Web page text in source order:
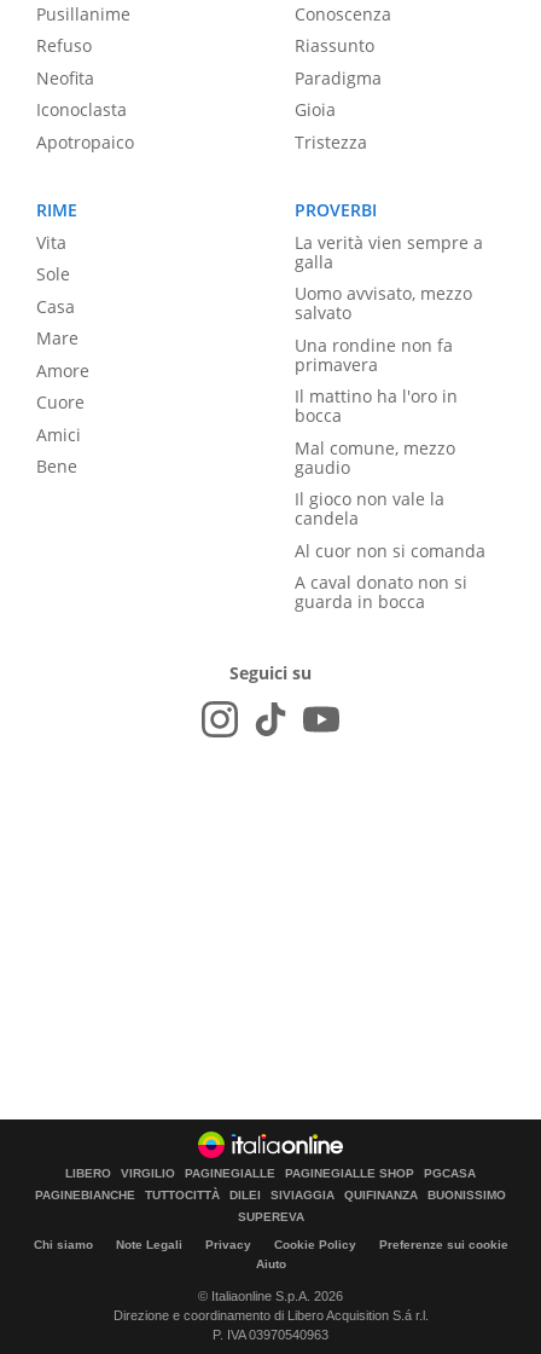
Pusillanime
Refuso
Neofita
Iconoclasta
Apotropaico
Conoscenza
Riassunto
Paradigma
Gioia
Tristezza
RIME
Vita
Sole
Casa
Mare
Amore
Cuore
Amici
Bene
PROVERBI
La verità vien sempre a
galla
Uomo avvisato, mezzo
salvato
Una rondine non fa
primavera
Il mattino ha l'oro in
bocca
Mal comune, mezzo
gaudio
Il gioco non vale la
candela
Al cuor non si comanda
A caval donato non si
guarda in bocca
Seguici su
LIBERO VIRGILIO PAGINEGIALLE PAGINEGIALLE SHOP
PGCASA
PAGINEBIANCHE
TUTTOCITTÀ DILEI SIVIAGGIA QUIFINANZA
BUONISSIMO
SUPEREVA
Chi siamo Note Legali Privacy Cookie Policy
Preferenze sui cookie
Aiuto
© Italiaonline S.p.A. 2026
Direzione e coordinamento di Libero Acquisition S.á r.l.
P. IVA 03970540963